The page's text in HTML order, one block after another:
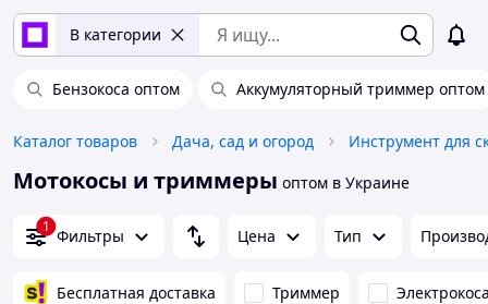
В категории
Бензокоса оптом Аккумуляторный триммер оптом
Каталог товаров Дача, сад и огород Инструмент для
Мотокосы и триммеры оптом в Украине
1 Фильтры Цена Тип
Бесплатная доставка Триммер